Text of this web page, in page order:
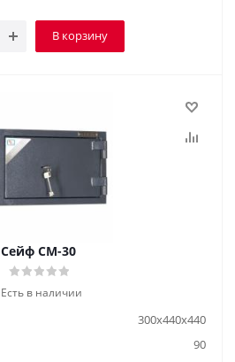
В корзину
Сейф СМ-30
Есть в наличии
300х440х440
90